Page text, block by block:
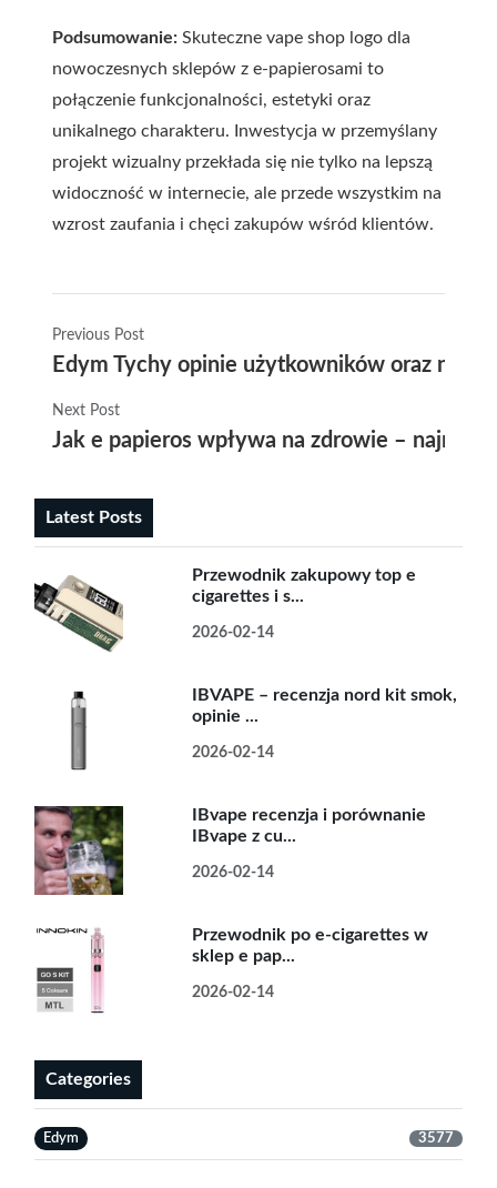
Podsumowanie: Skuteczne vape shop logo dla
nowoczesnych sklepów z e-papierosami to
połączenie funkcjonalności, estetyki oraz
unikalnego charakteru. Inwestycja w przemyślany
projekt wizualny przekłada się nie tylko na lepszą
widoczność w internecie, ale przede wszystkim na
wzrost zaufania i chęci zakupów wśród klientów.
Previous Post
Edym Tychy opinie użytkowników oraz
Next Post
Jak e papieros wpływa na zdrowie –
Latest Posts
Przewodnik zakupowy top e
cigarettes i s...
2026-02-14
IBVAPE – recenzja nord kit smok,
opinie ...
2026-02-14
IBvape recenzja i porównanie
IBvape z cu...
2026-02-14
Przewodnik po e-cigarettes w
sklep e pap...
2026-02-14
Categories
Edym 3577